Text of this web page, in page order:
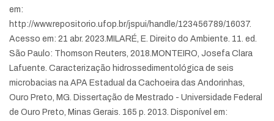
em:
http://www.repositorio.ufop.br/jspui/handle/123456789/16037.
Acesso em: 21 abr. 2023. MILARÉ, E. Direito do Ambiente. 11. ed.
São Paulo: Thomson Reuters, 2018. MONTEIRO, Josefa Clara
Lafuente. Caracterização hidrossedimentológica de seis
microbacias na APA Estadual da Cachoeira das Andorinhas,
Ouro Preto, MG. Dissertação de Mestrado - Universidade Federal
de Ouro Preto, Minas Gerais. 165 p. 2013. Disponível em: